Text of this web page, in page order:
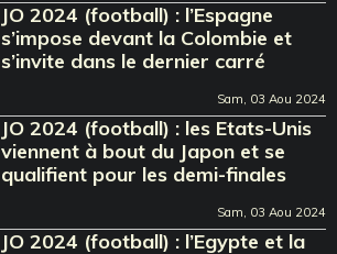
JO 2024 (football) : l’Espagne
s’impose devant la Colombie et
s’invite dans le dernier carré
Sam, 03 Aou 2024
JO 2024 (football) : les Etats-Unis
viennent à bout du Japon et se
qualifient pour les demi-finales
Sam, 03 Aou 2024
JO 2024 (football) : l’Egypte et la